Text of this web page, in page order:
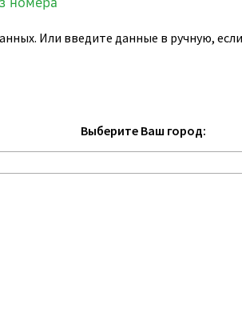
Или введите данные в ручную,
Выберите Ваш город: